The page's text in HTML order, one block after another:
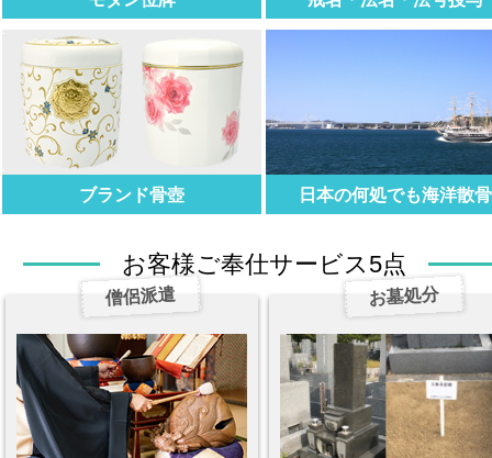
ブランド骨壺 日本の何処でも海洋散骨
お客様ご奉仕サービス5点
僧侶派遣 お墓処分